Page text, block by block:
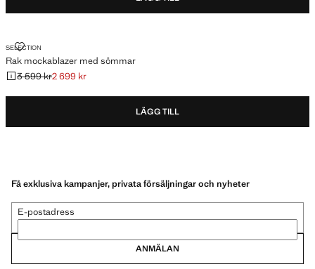
SELECTION
Rak mockablazer med sömmar
RAK MOCKABLAZER MED SÖMMAR
Ursprungligt pris överstruket [3 599 kr ]
3 599 kr
Gällande pris [2 699 kr ]
2 699 kr
LÄGG TILL
Få exklusiva kampanjer, privata försäljningar och nyheter
E-postadress
ANMÄLAN